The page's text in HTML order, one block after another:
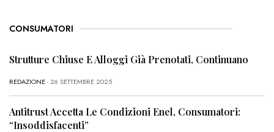
CONSUMATORI
Strutture Chiuse E Alloggi Già Prenotati, Continuano
REDAZIONE- 26 SETTEMBRE 2025
Antitrust Accetta Le Condizioni Enel, Consumatori:
“Insoddisfacenti”